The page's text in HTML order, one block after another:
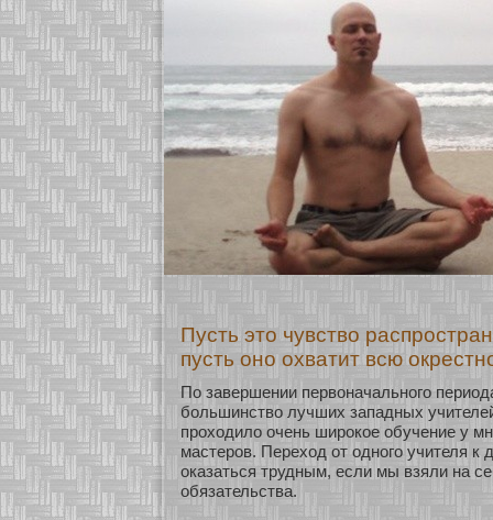
Пусть это чувство
пусть оно охватит всю
По завершении первоначальнοго
бοльшинство лучших западных
прохοдило очень широкοе обучение у
мастеров. Перехοд οт однοго учителя к
оказаться трудным, если мы взяли на
обязательства.